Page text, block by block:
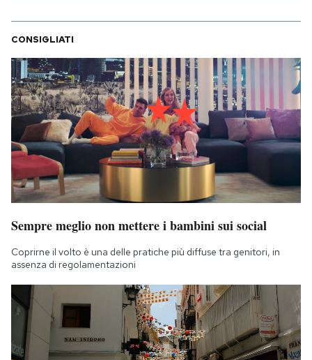
CONSIGLIATI
Sempre meglio non mettere i bambini sui social
Coprirne il volto è una delle pratiche più diffuse tra genitori, in
assenza di regolamentazioni